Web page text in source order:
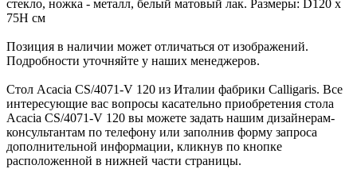
стекло, ножка - металл, белый матовый лак. Размеры: D120 х
75H см
Позиция в наличии может отличаться от изображений.
Подробности уточняйте у наших менеджеров.
Стол Acacia CS/4071-V 120 из Италии фабрики Calligaris. Все
интересующие вас вопросы касательно приобретения стола
Acacia CS/4071-V 120 вы можете задать нашим дизайнерам-
консультантам по телефону или заполнив форму запроса
дополнительной информации, кликнув по кнопке
расположенной в нижней части страницы.